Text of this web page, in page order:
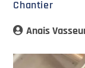
Chantier
Anais